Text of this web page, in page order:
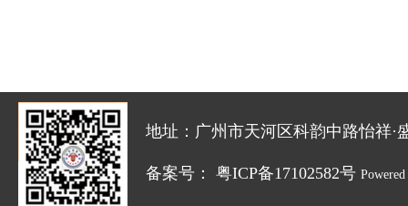
地址：广州市天河区科韵中路怡祥·
备案号： 粤ICP备17102582号